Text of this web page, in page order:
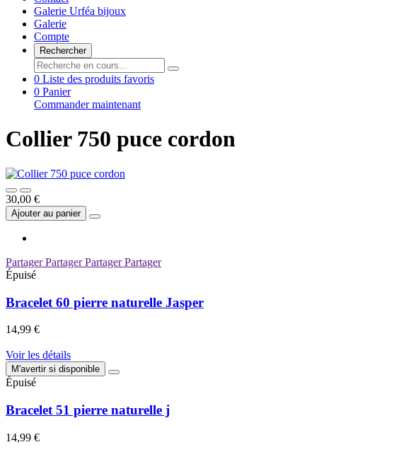
Galerie Urféa bijoux
Galerie
Compte
Rechercher
0 Liste des produits favoris
0 Panier
Commander maintenant
Collier 750 puce cordon
30,00 €
Ajouter au panier
PartagerPartagerPartagerPartager
Épuisé
Bracelet 60 pierre naturelle Jasper
14,99 €
Voir les détails
M'avertir si disponible
Épuisé
Bracelet 51 pierre naturelle j
14,99 €